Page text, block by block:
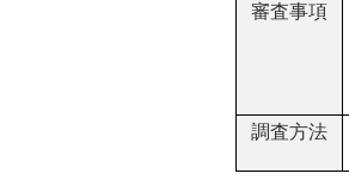
審査事項
調査方法